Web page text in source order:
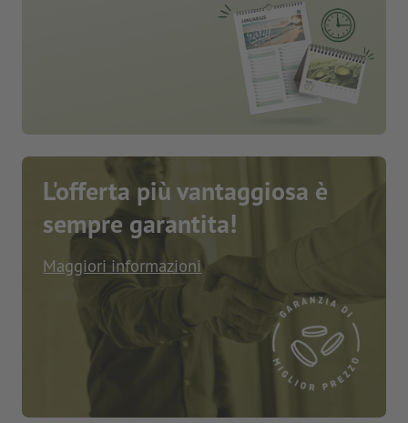
L'offerta più vantaggiosa è
sempre garantita!
Maggiori informazioni